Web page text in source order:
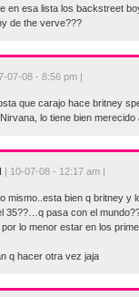
en esa lista los backstreet
de the verve???
07-08 - 8:56 pm |
que carajo hace britney
lo tiene bien merecido
| 10-07-08 - 12:17 am |
mismo..esta bien q britney y
35??…q pasa con el
por lo menor estar en los
q hacer otra vez jaja